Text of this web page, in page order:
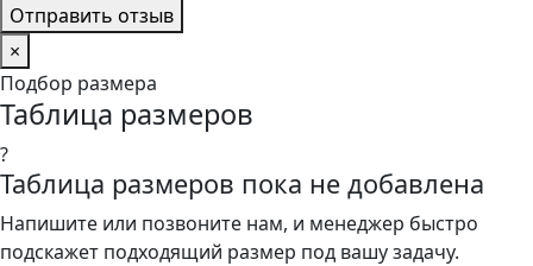
Отправить отзыв
×
Подбор размера
Таблица размеров
?
Таблица размеров пока не добавлена
Напишите или позвоните нам, и менеджер быстро
подскажет подходящий размер под вашу задачу.